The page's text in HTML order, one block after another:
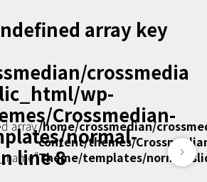
番組
ブック・アカデミー」
組
一郎の編集者で経営者」
番組
大学」
array key
crossmedia
wp-
Crossmedian-
normal-
line8
array/home/crossmedian/
content/themes/
Theme/templates/normal-